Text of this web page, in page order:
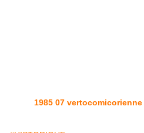
1985 07 vertocomicorienne